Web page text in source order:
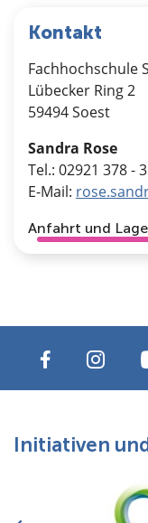
Kontakt
Fachhochschule
Lübecker Ring 2
59494 Soest
Sandra Rose
Tel.: 02921 378 -
E-Mail:
Anfahrt und
Initiativen